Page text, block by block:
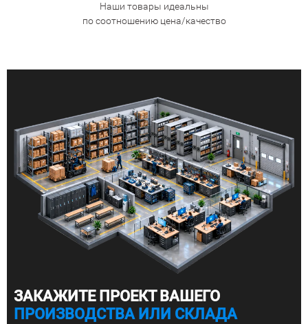
Наши товары идеальны
по соотношению цена/качество
ЗАКАЖИТЕ ПРОЕКТ ВАШЕГО
ПРОИЗВОДСТВА ИЛИ СКЛАДА